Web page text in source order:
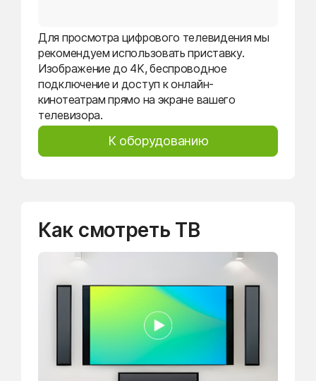
Для просмотра цифрового телевидения мы
рекомендуем использовать приставку.
Изображение до 4K, беспроводное
подключение и доступ к онлайн-
кинотеатрам прямо на экране вашего
телевизора.
К оборудованию
Как смотреть ТВ